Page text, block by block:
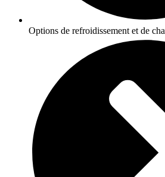
Options de refroidissement et de